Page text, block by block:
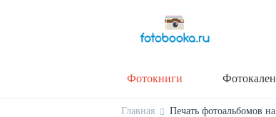
Фотокниги
Главная Печать фотоальбомов